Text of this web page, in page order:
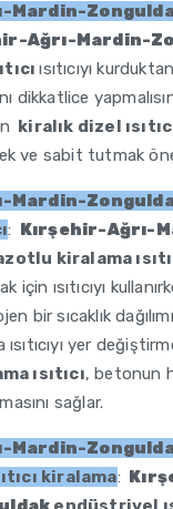
Mardin-
Ağrı-Mardin-
ısıtıcıyı
dikkatlice
kiralık dizel
ve sabit tutmak
Mardin-
: Kırşehir-Ağrı-
kiralama
için ısıtıcıyı
bir sıcaklık
ısıtıcıyı yer
ısıtıcı, betonun
sağlar.
Mardin-
kiralama: